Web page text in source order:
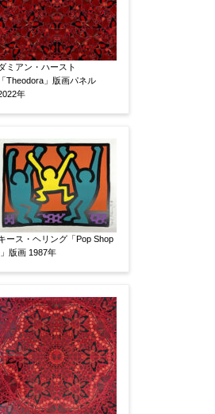
りください。
送信確認メール記載のアドレスから
ミアン・ハースト
「Theodora」版画パネル
年
ース・ヘリング「Pop Shop
版画 1987年